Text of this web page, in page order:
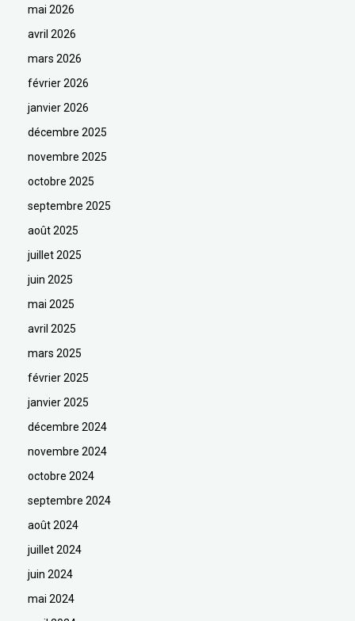
mai 2026
avril 2026
mars 2026
février 2026
janvier 2026
décembre 2025
novembre 2025
octobre 2025
septembre 2025
août 2025
juillet 2025
juin 2025
mai 2025
avril 2025
mars 2025
février 2025
janvier 2025
décembre 2024
novembre 2024
octobre 2024
septembre 2024
août 2024
juillet 2024
juin 2024
mai 2024